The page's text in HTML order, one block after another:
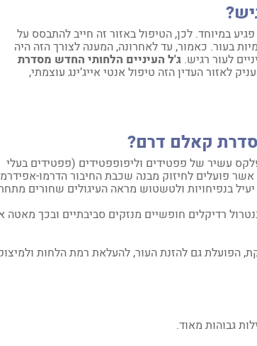
במיוחד. לכן, הטיפול באזור זה חייב להתבסס על
בעור. כאמור, עד לאחרונה, המענה לצורך הזה היה
לעור רגיש. ג'ל העיניים הלחותי החדש מסדרת
לאזור העדין הזה טיפול אנטי אייג’ינג עוצמתי,
קאלם דרם?
עשיר של פפטידים וליפופפטידים (פפטידים בעלי
אשר פועלים לחיזוק מבנה שכבת החיבור הדרמו-
בנפיחויות ולטשטוש מראה העיגולים שחורים
רדיקלים חופשיים מנזקים סביבתיים ובכך מאטה
הפועלת גם להזנת העור, להעלאת רמת הלחות
גבוהות מאוד.